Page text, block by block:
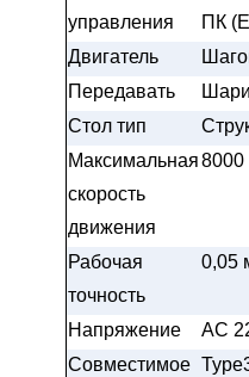
управления
ПК
Двигатель
Передавать
Стол тип
Максимальная
скорость
движения
Рабочая
точность
0,05
Напряжение
AC
Совместимое